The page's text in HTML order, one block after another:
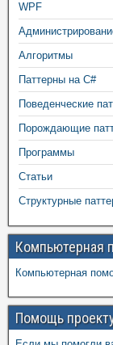
WPF
Алгоритмы
Паттерны на C#
Поведенческие
Порождающие
Программы
Статьи
Структурные
Компьютерная
Компьютерная
Помощь